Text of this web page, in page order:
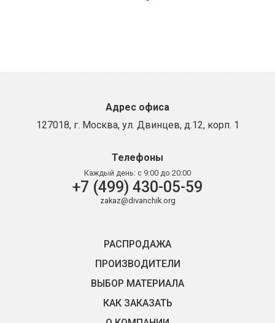
Адрес офиса
127018, г. Москва, ул. Двинцев, д.12, корп. 1
Телефоны
Каждый день: с 9:00 до 20:00
+7 (499) 430-05-59
zakaz@divanchik.org
РАСПРОДАЖА
ПРОИЗВОДИТЕЛИ
ВЫБОР МАТЕРИАЛА
КАК ЗАКАЗАТЬ